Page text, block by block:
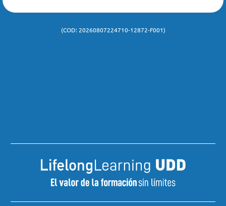
(COD: 20260807224710-12872-F001)